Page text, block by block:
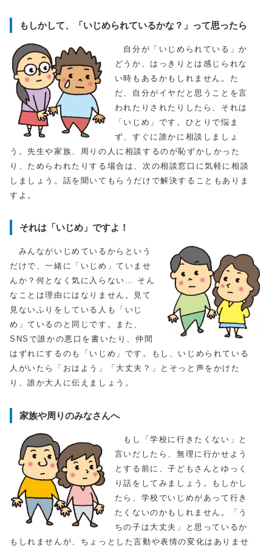
もしかして、「いじめられているかな？」って思ったら
自分が「いじめられている」か
どうか、はっきりとは感じられな
い時もあるかもしれません。た
だ、自分がイヤだと思うことを言
われたりされたりしたら、それは
「いじめ」です。ひとりで悩ま
ず、すぐに誰かに相談しましょ
う。先生や家族、周りの人に相談するのが恥ずかしかった
り、ためらわれたりする場合は、次の相談窓口に気軽に相談
しましょう。話を聞いてもらうだけで解決することもありま
すよ。
それは「いじめ」ですよ！
みんながいじめているからという
だけで、一緒に「いじめ」ていませ
んか？何となく気に入らない… そん
なことは理由にはなりません。見て
見ないふりをしている人も「いじ
め」ているのと同じです。また、
SNSで誰かの悪口を書いたり、仲間
はずれにするのも「いじめ」です。もし、いじめられている
人がいたら「おはよう」「大丈夫？」とそっと声をかけた
り、誰か大人に伝えましょう。
家族や周りのみなさんへ
もし「学校に行きたくない」と
言いだしたら、無理に行かせよう
とする前に、子どもさんとゆっく
り話をしてみましょう。もしかし
たら、学校でいじめがあって行き
たくないのかもしれません。「う
ちの子は大丈夫」と思っているか
もしれませんが、ちょっとした言動や表情の変化はありませ